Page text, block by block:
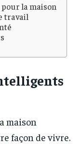
la maison
travail
maison
façon de vivre.